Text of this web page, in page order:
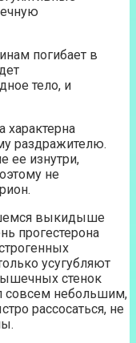
погибает в
тело, и
раздражителю.
ее изнутри,
не
выкидыше
прогестерона
усугубляют
стенок
совсем небольшим,
рассосаться, не